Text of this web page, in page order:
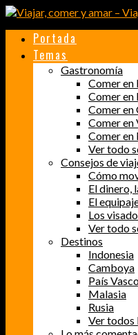
Portada
Temas
Gastronomía
Comer en
Comer en
Comer en
Comer
Comer en
Ver todo
Consejos de
Cómo
El dinero,
El
Los
Ver todo
Destinos
Indonesia
Camboya
País
Malasia
Rusia
Ver todos